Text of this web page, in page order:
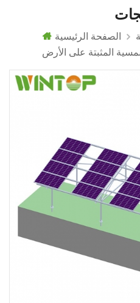
الصفحة الرئيسية
المثبتة على الأرض